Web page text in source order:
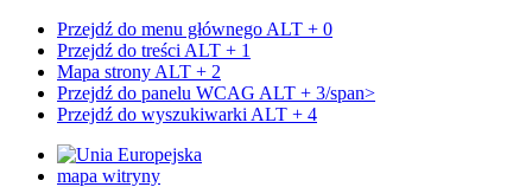
Przejdź do menu głównego ALT + 0
Przejdź do treści ALT + 1
Mapa strony ALT + 2
Przejdź do panelu WCAG ALT + 3/span>
Przejdź do wyszukiwarki ALT + 4
mapa witryny